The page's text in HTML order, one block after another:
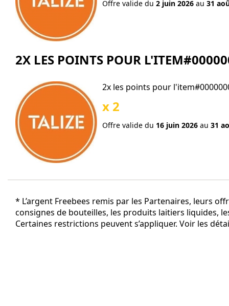
Offre valide du 2 juin 2026 au 31
2X LES POINTS POUR
2x les points pour
x 2
Offre valide du 16 juin 2026 au 31
* L’argent Freebees remis par les Partenaires, leurs
consignes de bouteilles, les produits laitiers liquides,
Certaines restrictions peuvent s’appliquer. Voir les